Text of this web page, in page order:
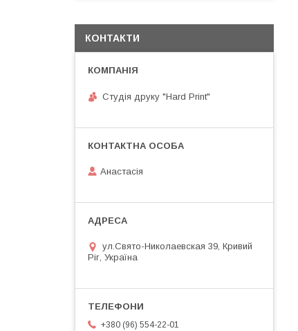
КОНТАКТИ
Студія друку "Hard Print"
Анастасія
ул.Свято-Николаевская 39, Кривий
Ріг, Україна
+380 (96) 554-22-01